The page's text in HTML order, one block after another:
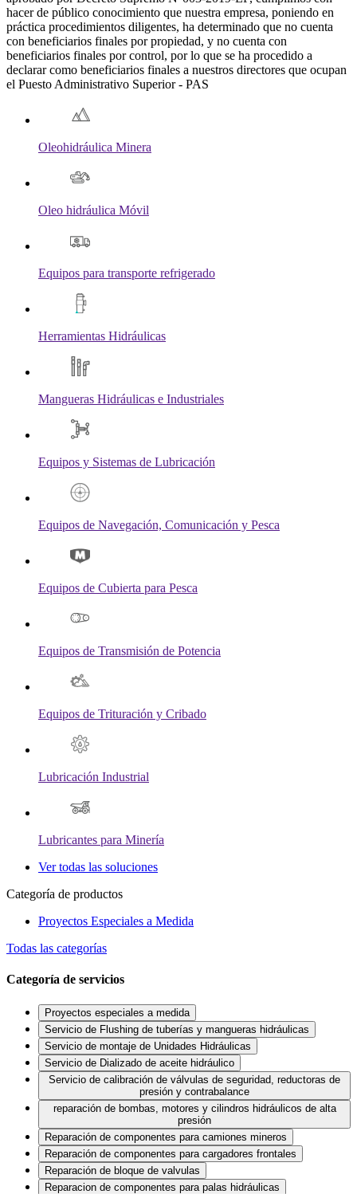
hacer de público conocimiento que nuestra empresa, poniendo en
práctica procedimientos diligentes, ha determinado que no cuenta
con beneficiarios finales por propiedad, y no cuenta con
beneficiarios finales por control, por lo que se ha procedido a
declarar como beneficiarios finales a nuestros directores que ocupan
el Puesto Administrativo Superior - PAS
Oleohidráulica Minera
Oleo hidráulica Móvil
Equipos para transporte refrigerado
Herramientas Hidráulicas
Mangueras Hidráulicas e Industriales
Equipos y Sistemas de Lubricación
Equipos de Navegación, Comunicación y Pesca
Equipos de Cubierta para Pesca
Equipos de Transmisión de Potencia
Equipos de Trituración y Cribado
Lubricación Industrial
Lubricantes para Minería
Ver todas las soluciones
Categoría de productos
Proyectos Especiales a Medida
Todas las categorías
Categoría de servicios
Proyectos especiales a medida
Servicio de Flushing de tuberías y mangueras hidráulicas
Servicio de montaje de Unidades Hidráulicas
Servicio de Dializado de aceite hidráulico
Servicio de calibración de válvulas de seguridad, reductoras de
presión y contrabalance
reparación de bombas, motores y cilindros hidráulicos de alta
presión
Reparación de componentes para camiones mineros
Reparación de componentes para cargadores frontales
Reparación de bloque de valvulas
Reparacion de componentes para palas hidráulicas